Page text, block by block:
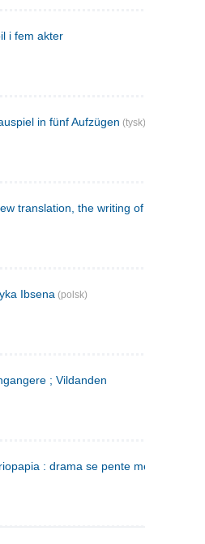
i fem akter
in fünf Aufzügen (tysk)
translation, the writing of the play,
Ibsena (polsk)
; Vildanden
: drama se pente mere